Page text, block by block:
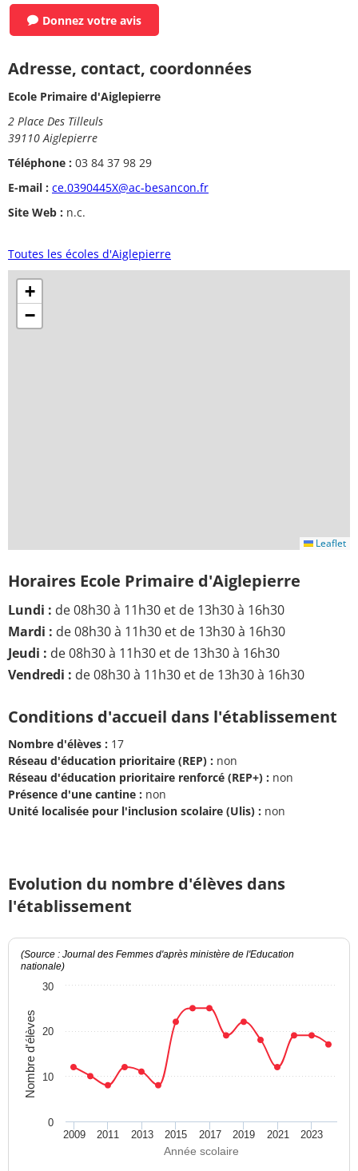
Donnez votre avis
Adresse, contact, coordonnées
Ecole Primaire d'Aiglepierre
2 Place Des Tilleuls
39110 Aiglepierre
Téléphone : 03 84 37 98 29
E-mail : ce.0390445X@ac-besancon.fr
Site Web : n.c.
Toutes les écoles d'Aiglepierre
+
−
Leaflet
Horaires Ecole Primaire d'Aiglepierre
Lundi : de 08h30 à 11h30 et de 13h30 à 16h30
Mardi : de 08h30 à 11h30 et de 13h30 à 16h30
Jeudi : de 08h30 à 11h30 et de 13h30 à 16h30
Vendredi : de 08h30 à 11h30 et de 13h30 à 16h30
Conditions d'accueil dans l'établissement
Nombre d'élèves : 17
Réseau d'éducation prioritaire (REP) : non
Réseau d'éducation prioritaire renforcé (REP+) : non
Présence d'une cantine : non
Unité localisée pour l'inclusion scolaire (Ulis) : non
Evolution du nombre d'élèves dans
l'établissement
Année scolaire
Nombre d'élèves
(Source : Journal des Femmes d'après ministère de l'Education
nationale)
2009 2011 2013 2015 2017 2019 2021 2023
10
20
30
0